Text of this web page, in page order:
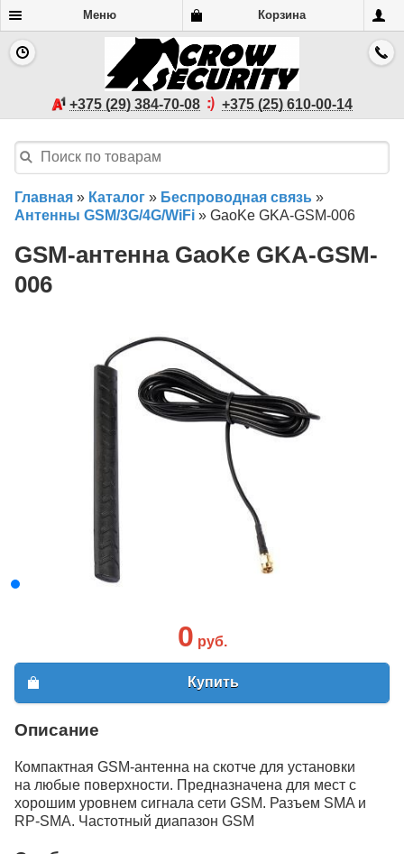
Меню Корзина
+375 (29) 384-70-08 +375 (25) 610-00-14
Главная » Каталог » Беспроводная связь »
Антенны GSM/3G/4G/WiFi » GaoKe GKA-GSM-006
GSM-антенна GaoKe GKA-GSM-
006
0 руб.
Купить
Описание
Компактная GSM-антенна на скотче для установки
на любые поверхности. Предназначена для мест с
хорошим уровнем сигнала сети GSM. Разъем SMA и
RP-SMA. Частотный диапазон GSM